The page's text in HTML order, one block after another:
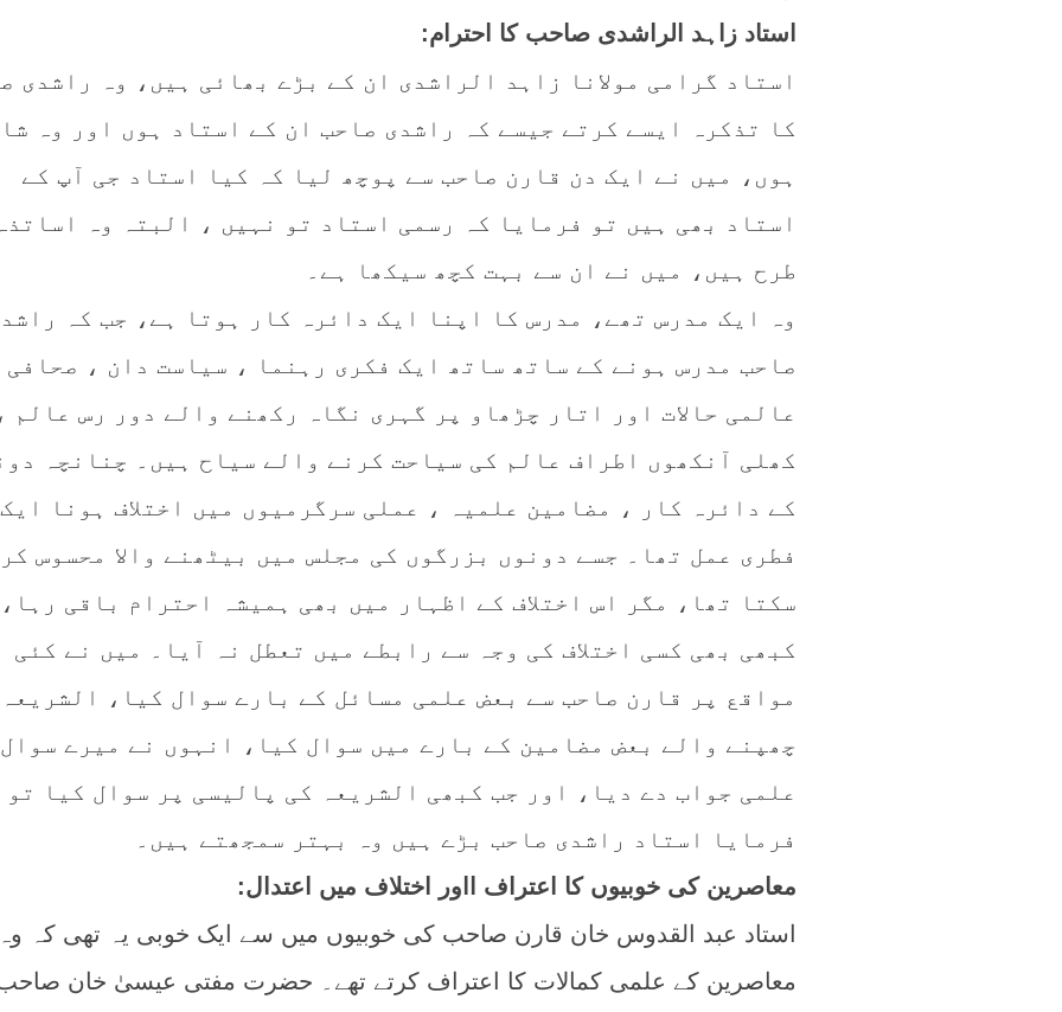
استاد زاہد الراشدی صاحب کا احترام:
استاد گرامی مولانا زاہد الراشدی ان کے بڑے بھائی ہیں، وہ راشدی
کا تذکرہ ایسے کرتے جیسے کہ راشدی صاحب ان کے استاد ہوں اور وہ
ہوں، میں نے ایک دن قارن صاحب سے پوچھ لیا کہ کیا استاد جی آپ کے
استاد بھی ہیں تو فرمایا کہ رسمی استاد تو نہیں ، البتہ وہ
طرح ہیں، میں نے ان سے بہت کچھ سیکھا ہے۔
وہ ایک مدرس تھے، مدرس کا اپنا ایک دائرہ کار ہوتا ہے، جب کہ
صاحب مدرس ہونے کے ساتھ ساتھ ایک فکری رہنما ، سیاست دان ، صحافی
عالمی حالات اور اتار چڑھاو پر گہری نگاہ رکھنے والے دور رس عالم ،
کھلی آنکھوں اطراف عالم کی سیاحت کرنے والے سیاح ہیں۔ چنانچہ
کے دائرہ کار ، مضامین علمیہ ، عملی سرگرمیوں میں اختلاف ہونا ایک
فطری عمل تھا۔ جسے دونوں بزرگوں کی مجلس میں بیٹھنے والا محسوس کر
سکتا تھا، مگر اس اختلاف کے اظہار میں بھی ہمیشہ احترام باقی رہا،
کبھی بھی کسی اختلاف کی وجہ سے رابطے میں تعطل نہ آیا۔ میں نے کئی
مواقع پر قارن صاحب سے بعض علمی مسائل کے بارے سوال کیا،
چھپنے والے بعض مضامین کے بارے میں سوال کیا، انہوں نے میرے سوال
علمی جواب دے دیا، اور جب کبھی الشریعہ کی پالیسی پر سوال کیا تو
فرمایا استاد راشدی صاحب بڑے ہیں وہ بہتر سمجھتے ہیں۔
معاصرین کی خوبیوں کا اعتراف ااور اختلاف میں اعتدال:
استاد عبد القدوس خان قارن صاحب کی خوبیوں میں سے ایک خوبی یہ تھی کہ وہ
معاصرین کے علمی کمالات کا اعتراف کرتے تھے۔ حضرت مفتی عیسیٰ خان